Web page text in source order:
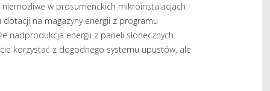
w prosumenckich mikroinstalacjach
na magazyny energii z programu
nadprodukcja energii z paneli słonecznych
korzystać z dogodnego systemu upustów, ale